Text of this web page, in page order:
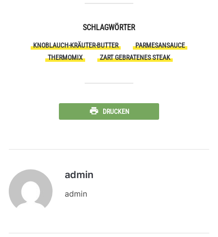
SCHLAGWÖRTER
KNOBLAUCH-KRÄUTER-BUTTER
PARMESANSAUCE
THERMOMIX
ZART GEBRATENES STEAK
DRUCKEN
admin
admin